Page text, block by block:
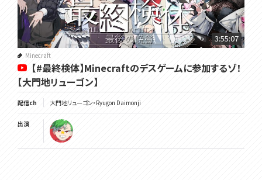
3:55:07
Minecraft
【#最終検体】Minecraftのデスゲームに参加するゾ！
【大門地リューゴン】
配信ch 大門地リューゴン・Ryugon Daimonji
出演